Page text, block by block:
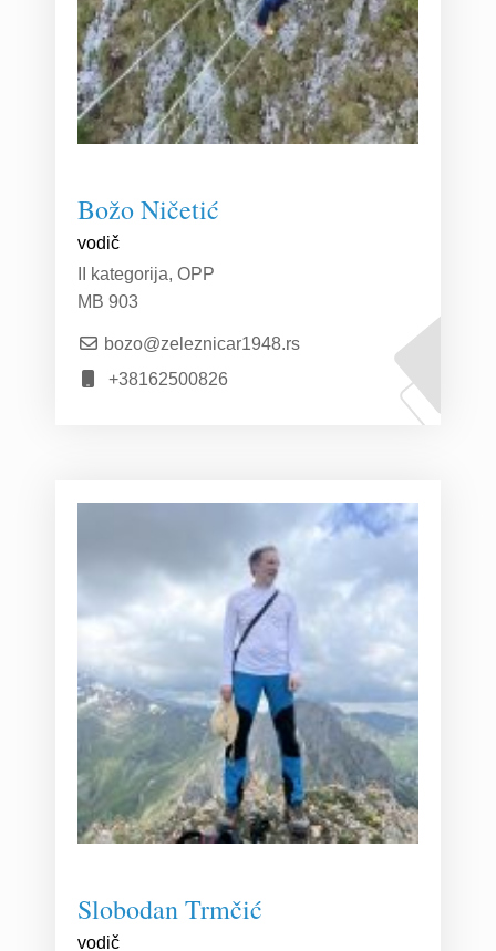
Božo Ničetić
vodič
II kategorija, OPP
MB 903
bozo@zeleznicar1948.rs
+38162500826
Slobodan Trmčić
vodič